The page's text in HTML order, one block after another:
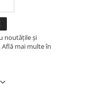
noutățile și
Află mai multe în